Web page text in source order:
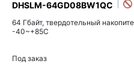
DHSLM-64GD08BW1QC
64 Гбайт, твердотельный
-40~+85C
Под заказ